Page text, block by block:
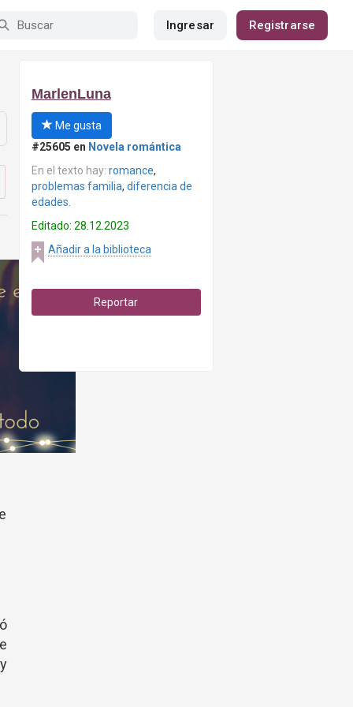
Ingresar Registrarse
MarlenLuna
Me gusta
#25605 en Novela romántica
En el texto hay: romance,
problemas familia, diferencia de
edades.
Editado: 28.12.2023
Añadir a la biblioteca
Reportar